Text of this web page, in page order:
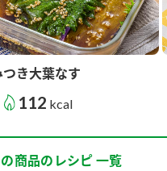
き大葉なす
112 kcal
商品のレシピ 一覧